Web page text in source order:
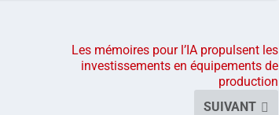
Les mémoires pour l’IA propulsent les
investissements en équipements de
production
SUIVANT